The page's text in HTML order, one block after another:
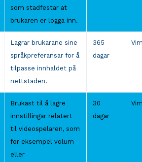
som stadfestar at
brukaren er logga inn.
Lagrar brukarane sine
språkpreferansar for å
tilpasse innhaldet på
nettstaden.
365
dagar
Brukast til å lagre
innstillingar relatert
til videospelaren, som
for eksempel volum
eller
30
dagar